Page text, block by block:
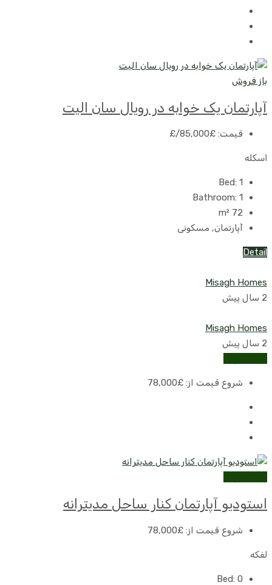
باز فروش
آپارتمان یک خوابه در رویال سان الیت
قیمت: £85,000
/£
اسکله
Bed: 1
Bathroom: 1
72
m²
آپارتمان, مسکونی
Detail
Misagh Homes
2 سال پیش
Misagh Homes
2 سال پیش
برای فروش
شروع قیمت از: £78,000
برای فروش
استودیو آپارتمان کنار ساحل مدیترانه
شروع قیمت از: £78,000
لفکه
Bed: 0